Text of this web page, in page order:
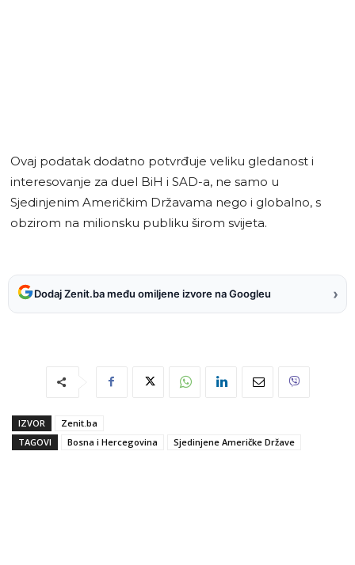
Ovaj podatak dodatno potvrđuje veliku gledanost i
interesovanje za duel BiH i SAD-a, ne samo u
Sjedinjenim Američkim Državama nego i globalno, s
obzirom na milionsku publiku širom svijeta.
Dodaj Zenit.ba među omiljene izvore na Googleu ›
IZVOR
Zenit.ba
TAGOVI
Bosna i Hercegovina Sjedinjene Američke Države